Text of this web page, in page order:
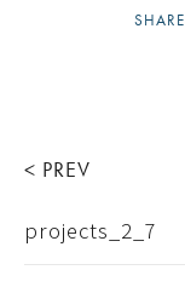
SHARE
< PREV
projects_2_7